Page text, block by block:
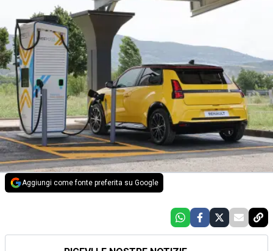
Aggiungi come fonte preferita su Google